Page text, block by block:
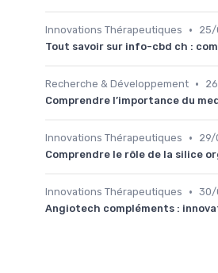
Innovations Thérapeutiques •
25/
Tout savoir sur info-cbd ch :
Recherche & Développement •
Comprendre l’importance du
Innovations Thérapeutiques •
29/
Comprendre le rôle de la silice
Innovations Thérapeutiques • 30/
Angiotech compléments :